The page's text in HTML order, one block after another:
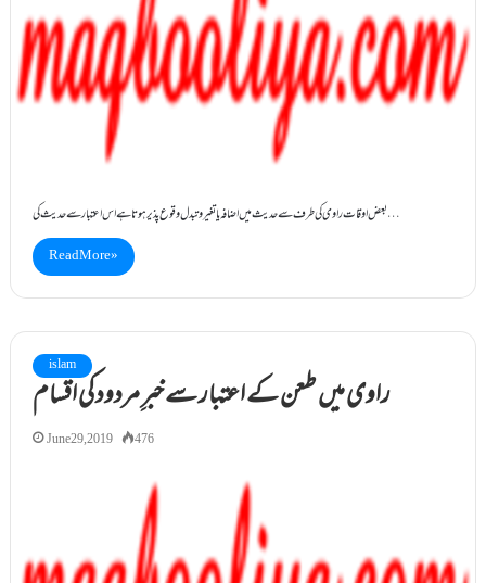
بعض اوقات راوی کی طرف سے حدیث میں اضافہ یا تغیر وتبدل وقوع پذیر ہوتاہے اس اعتبار سے حدیث کی…
Read More »
islam
راوی میں طعن کے اعتبار سے خبرِ مردود کی اقسام
June 29, 2019 476